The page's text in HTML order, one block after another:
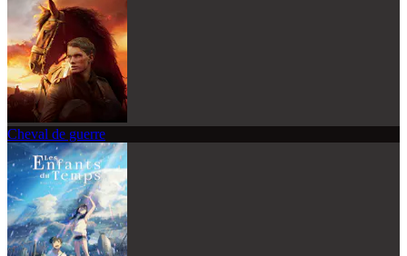
Cheval de guerre